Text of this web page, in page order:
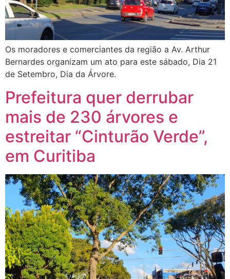
Os moradores e comerciantes da região a Av. Arthur
Bernardes organizam um ato para este sábado, Dia 21
de Setembro, Dia da Árvore.
Prefeitura quer derrubar
mais de 230 árvores e
estreitar “Cinturão Verde”,
em Curitiba